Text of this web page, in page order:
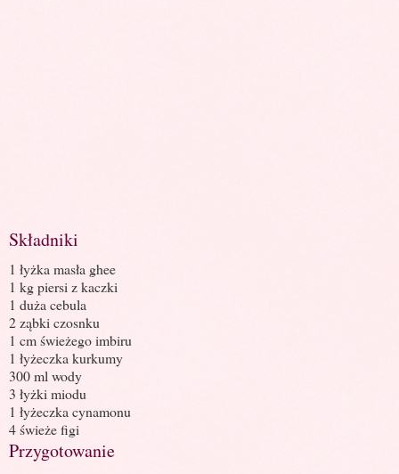
Składniki
1 łyżka masła ghee
1 kg piersi z kaczki
1 duża cebula
2 ząbki czosnku
1 cm świeżego imbiru
1 łyżeczka kurkumy
300 ml wody
3 łyżki miodu
1 łyżeczka cynamonu
4 świeże figi
Przygotowanie